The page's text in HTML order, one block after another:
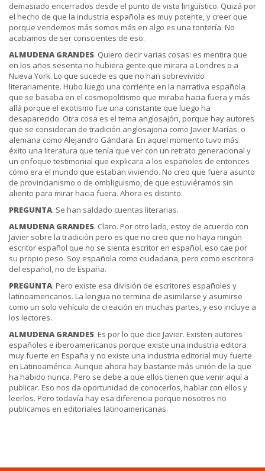
demasiado encerrados desde el punto de vista lingüístico. Quizá por
el hecho de que la industria española es muy potente, y creer que
porque vendemos más somos más en algo es una tontería. No
acabamos de ser conscientes de eso.
ALMUDENA GRANDES. Quiero decir varias cosas: es mentira que
en los años sesenta no hubiera gente que mirara a Londres o a
Nueva York. Lo que sucede es que no han sobrevivido
literariamente. Hubo luego una corriente en la narrativa española
que se basaba en el cosmopolitismo que miraba hacia fuera y más
allá porque el exotismo fue una constante que luego ha
desaparecido. Otra cosa es el tema anglosajón, porque hay autores
que se consideran de tradición anglosajona como Javier Marías, o
alemana como Alejandro Gándara. En aquel momento tuvo más
éxito una literatura que tenía que ver con un retrato generacional y
un enfoque testimonial que explicara a los españoles de entonces
cómo era el mundo que estaban viviendo. No creo que fuera asunto
de provincianismo o de ombliguismo, de que estuviéramos sin
aliento para mirar hacia fuera. Ahora es distinto.
PREGUNTA. Se han saldado cuentas literarias.
ALMUDENA GRANDES. Claro. Por otro lado, estoy de acuerdo con
Javier sobre la tradición pero es que no creo que no haya ningún
escritor español que no se sienta escritor en español, eso cae por
su propio peso. Soy española como ciudadana, pero como escritora
del español, no de España.
PREGUNTA. Pero existe esa división de escritores españoles y
latinoamericanos. La lengua no termina de asimilarse y asumirse
como un solo vehículo de creación en muchas partes, y eso incluye a
los lectores.
ALMUDENA GRANDES. Es por lo que dice Javier. Existen autores
españoles e iberoamericanos porque existe una industria editora
muy fuerte en España y no existe una industria editorial muy fuerte
en Latinoamérica. Aunque ahora hay bastante más unión de la que
ha habido nunca. Pero se debe a que ellos tienen que venir aquí a
publicar. Eso nos da oportunidad de conocerlos, hablar con ellos y
leerlos. Pero todavía hay esa diferencia porque nosotros no
publicamos en editoriales latinoamericanas.